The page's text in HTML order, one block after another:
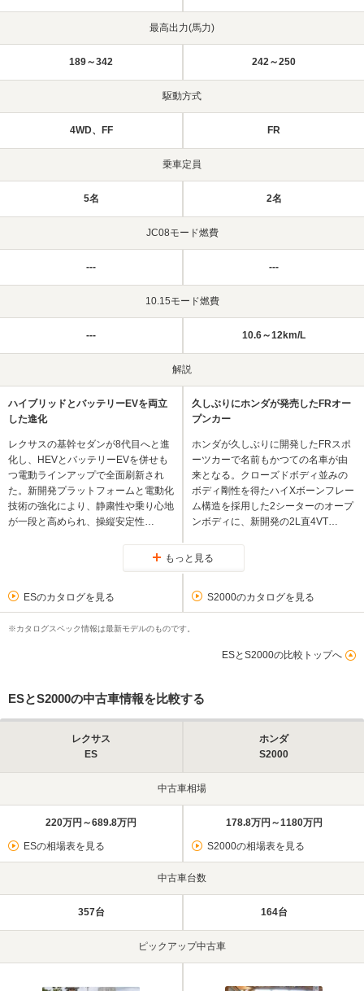
最高出力(馬力)
189～342 242～250
駆動方式
4WD、FF FR
乗車定員
5名 2名
JC08モード燃費
--- ---
10.15モード燃費
--- 10.6～12km/L
解説
ハイブリッドとバッテリーEVを両立
した進化
レクサスの基幹セダンが8代目へと進
化し、HEVとバッテリーEVを併せも
つ電動ラインアップで全面刷新され
た。新開発プラットフォームと電動化
技術の強化により、静粛性や乗り心地
が一段と高められ、操縦安定性…
久しぶりにホンダが発売したFRオー
プンカー
ホンダが久しぶりに開発したFRスポ
ーツカーで名前もかつての名車が由
来となる。クローズドボディ並みの
ボディ剛性を得たハイXボーンフレー
ム構造を採用した2シーターのオープ
ンボディに、新開発の2L直4VT…
もっと見る
ESのカタログを見る S2000のカタログを見る
※カタログスペック情報は最新モデルのものです。
ESとS2000の比較トップへ
ESとS2000の中古車情報を比較する
レクサス
ES
ホンダ
S2000
中古車相場
220万円～689.8万円
ESの相場表を見る
178.8万円～1180万円
S2000の相場表を見る
中古車台数
357台 164台
ピックアップ中古車